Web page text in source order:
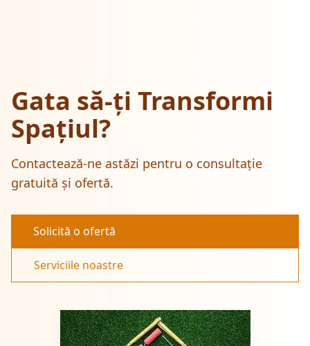
Gata să-ți Transformi
Spațiul?
Contactează-ne astăzi pentru o consultație
gratuită și ofertă.
Solicită o ofertă
Serviciile noastre